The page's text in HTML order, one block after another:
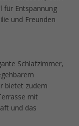
für Entspannung
und Freunden
Schlafzimmer,
bietet zudem
mit
und das